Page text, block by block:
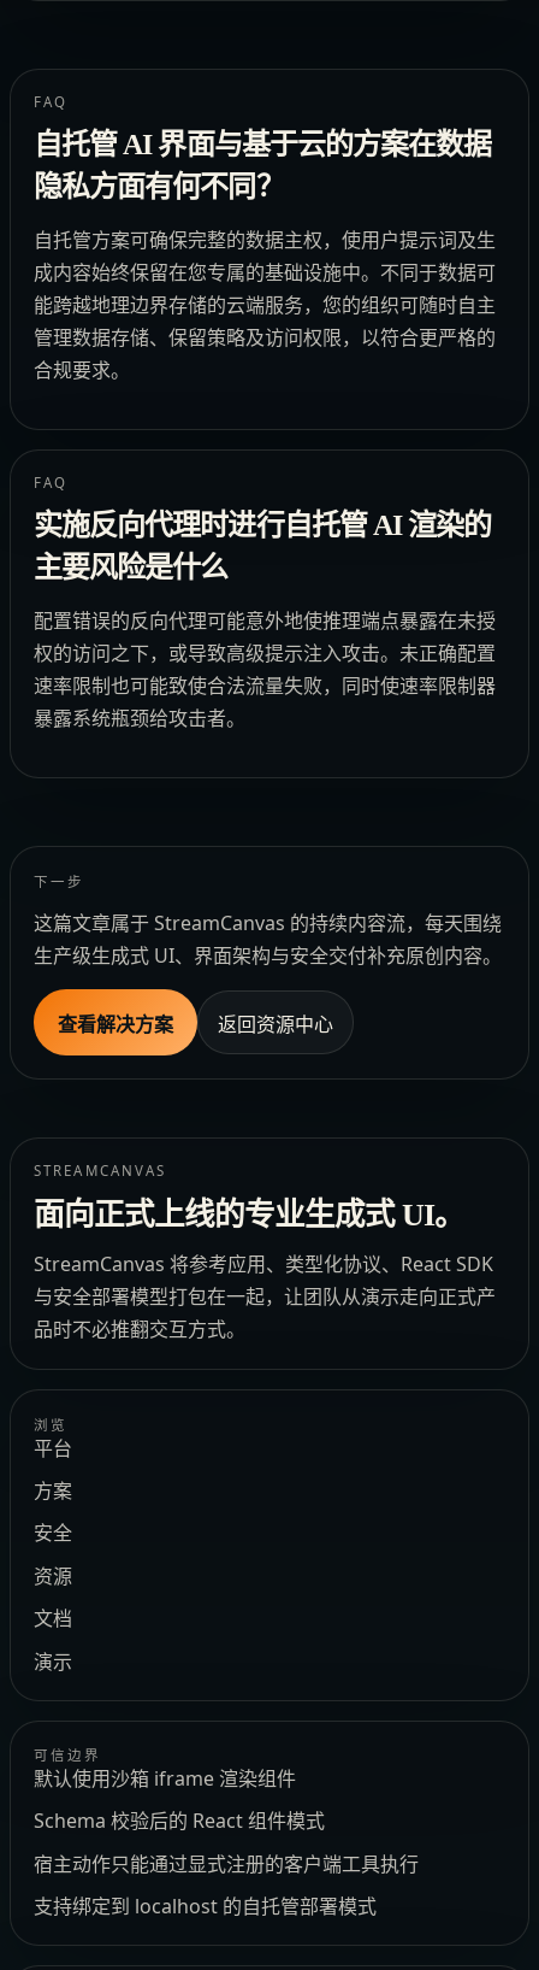
FAQ
自托管 AI 界面与基于云的方案在数据
隐私方面有何不同？
自托管方案可确保完整的数据主权，使用户提示词及生
成内容始终保留在您专属的基础设施中。不同于数据可
能跨越地理边界存储的云端服务，您的组织可随时自主
管理数据存储、保留策略及访问权限，以符合更严格的
合规要求。
FAQ
实施反向代理时进行自托管 AI 渲染的
主要风险是什么
配置错误的反向代理可能意外地使推理端点暴露在未授
权的访问之下，或导致高级提示注入攻击。未正确配置
速率限制也可能致使合法流量失败，同时使速率限制器
暴露系统瓶颈给攻击者。
下一步
这篇文章属于 StreamCanvas 的持续内容流，每天围绕
生产级生成式 UI、界面架构与安全交付补充原创内容。
查看解决方案 返回资源中心
STREAMCANVAS
面向正式上线的专业生成式 UI。
StreamCanvas 将参考应用、类型化协议、React SDK
与安全部署模型打包在一起，让团队从演示走向正式产
品时不必推翻交互方式。
浏览
平台
方案
安全
资源
文档
演示
可信边界
默认使用沙箱 iframe 渲染组件
Schema 校验后的 React 组件模式
宿主动作只能通过显式注册的客户端工具执行
支持绑定到 localhost 的自托管部署模式